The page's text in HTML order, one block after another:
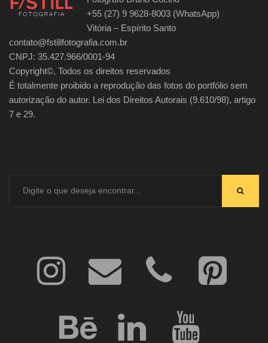
+55 (27) 9 9628-8003 (WhatsApp)
Vitória – Espírito Santo
contato@fstillfotografia.com.br
CNPJ: 35.427.966/0001-94
Copyright©, Todos os direitos reservados
É totalmente proibido a reprodução das fotos do portfólio sem
autorização do autor. Lei dos Direitos Autorais (9.610/98), artigo
7 e 29.